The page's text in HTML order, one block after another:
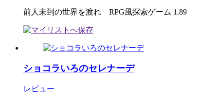
前人未到の世界を渡れ RPG風探索ゲーム 1.89
ショコラいろのセレナーデ
レビュー